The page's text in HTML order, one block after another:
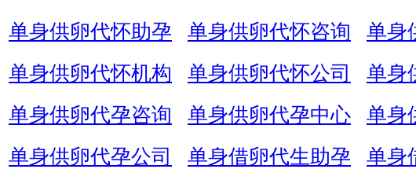
单身供卵代怀助孕
单身供卵代怀咨询
单身
单身供卵代怀机构
单身供卵代怀公司
单身
单身供卵代孕咨询
单身供卵代孕中心
单身
单身供卵代孕公司
单身借卵代生助孕
单身